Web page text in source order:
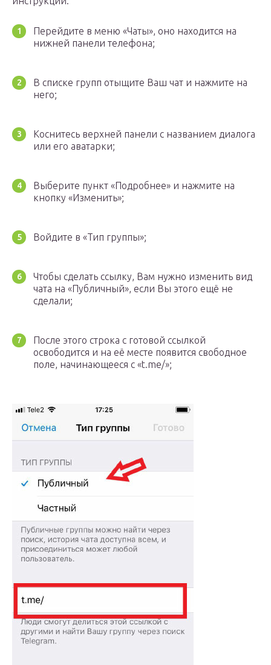
Перейдите в меню «Чаты», оно находится на
нижней панели телефона;
В списке групп отыщите Ваш чат и нажмите на
него;
Коснитесь верхней панели с названием диалога
или его аватарки;
Выберите пункт «Подробнее» и нажмите на
кнопку «Изменить»;
Войдите в «Тип группы»;
Чтобы сделать ссылку, Вам нужно изменить вид
чата на «Публичный», если Вы этого ещё не
сделали;
После этого строка с готовой ссылкой
освободится и на её месте появится свободное
поле, начинающееся с «t.me/»;